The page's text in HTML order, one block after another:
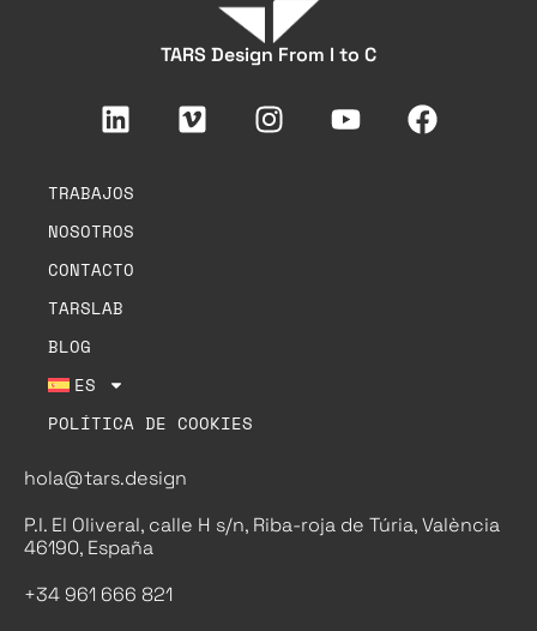
TARS Design From I to C
TRABAJOS
NOSOTROS
CONTACTO
TARSLAB
BLOG
ES
POLÍTICA DE COOKIES
hola@tars.design
P.I. El Oliveral, calle H s/n, Riba-roja de Túria, València
46190, España
+34 961 666 821